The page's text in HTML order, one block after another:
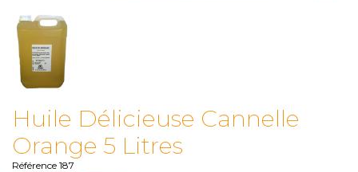
Huile Délicieuse Cannelle
Orange 5 Litres
Référence 187